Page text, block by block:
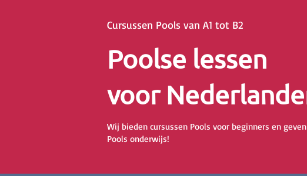
Cursussen Pools van A1 tot B2
Poolse lessen
voor
Wij bieden cursussen Pools voor beginners en
Pools onderwijs!